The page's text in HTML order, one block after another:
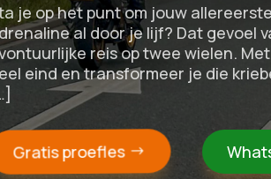
je op het punt om jouw
al door je lijf? Dat gevoel
reis op twee wielen.
eind en transformeer je die
Gratis proefles